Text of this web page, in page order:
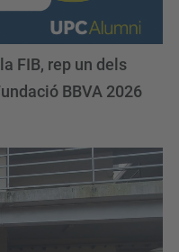
FIB, rep un dels
BBVA 2026